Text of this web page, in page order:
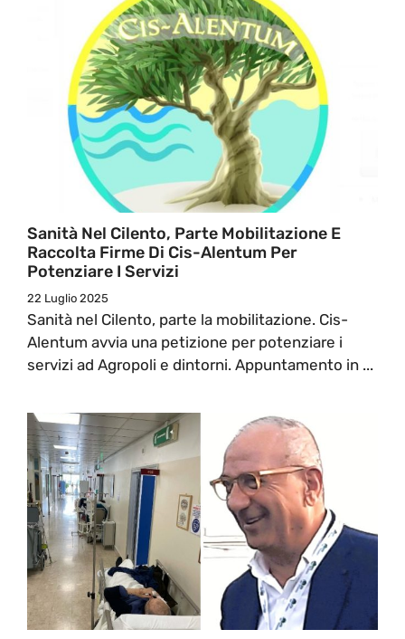
Sanità Nel Cilento, Parte Mobilitazione E
Raccolta Firme Di Cis-Alentum Per
Potenziare I Servizi
22 Luglio 2025
Sanità nel Cilento, parte la mobilitazione. Cis-
Alentum avvia una petizione per potenziare i
servizi ad Agropoli e dintorni. Appuntamento in ...